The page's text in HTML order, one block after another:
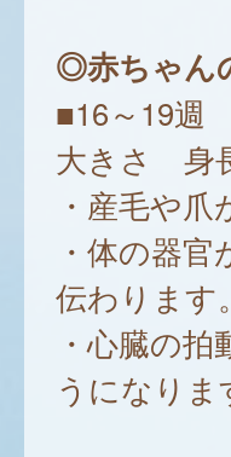
◎赤ちゃん
■16～19週
大きさ 身
・産毛や爪
・体の器
伝わります。
・心臓の
うになりま